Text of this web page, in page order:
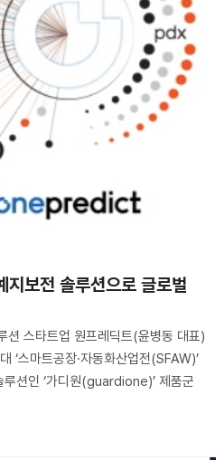
보전 솔루션으로 글로벌
션 스타트업 원프레딕트(윤병동 대표)
‘스마트공장·자동화산업전(SFAW)’
션인 ‘가디원(guardione)’ 제품군